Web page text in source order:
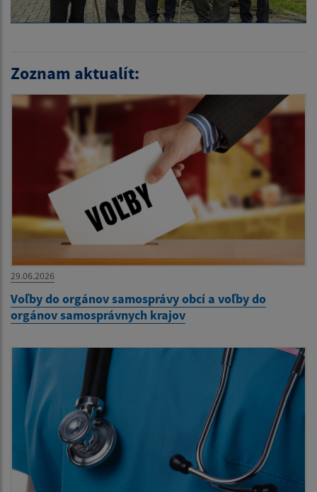
Zoznam aktualít:
29.06.2026
Voľby do orgánov samosprávy obcí a voľby do
orgánov samosprávnych krajov